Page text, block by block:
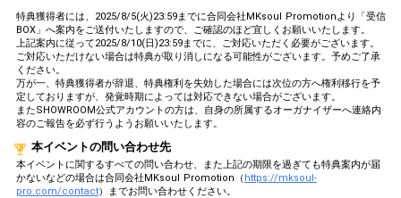
特典獲得者には、2025/8/5(火)23:59までに合同会社MKsoul Promotionより「受信
BOX」へ案内をご送付いたしますので、ご確認のほど宜しくお願いいたします。
上記案内に従って2025/8/10(日)23:59までに、ご対応いただく必要がございます。
ご対応いただけない場合は特典が取り消しになる可能性がございます。予めご了承
ください。
万が一、特典獲得者が辞退、特典権利を失効した場合には次位の方へ権利移行を予
定しておりますが、発覚時期によっては対応できない場合がございます。
またSHOWROOM公式アカウントの方は、自身の所属するオーガナイザーへ連絡内
容のご報告を必ず行うようお願いいたします。
本イベントの問い合わせ先
本イベントに関するすべての問い合わせ、また上記の期限を過ぎても特典案内が届
かないなどの場合は合同会社MKsoul Promotion（https://mksoul-
pro.com/contact）までお問い合わせください。